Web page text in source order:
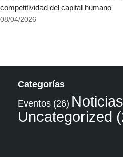
competitividad del capital humano
08/04/2026
Categorías
Eventos (26) Noticias
Uncategorized